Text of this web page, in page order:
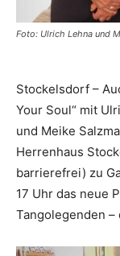
Foto: Ulrich Lehna und
Stockelsdorf –
Your Soul“ mit
und Meike
Herrenhaus
barrierefrei) zu
17 Uhr das neue
Tangolegenden –